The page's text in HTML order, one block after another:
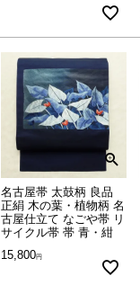
名古屋帯 太鼓柄 良品
正絹 木の葉・植物柄 名
古屋仕立て なごや帯 リ
サイクル帯 帯 青・紺
15,800